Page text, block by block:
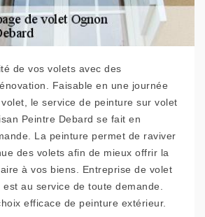
de vos volets avec des
Faisable en une journée
le service de peinture sur volet
Peintre Debard se fait en
La peinture permet de raviver
des volets afin de mieux offrir la
à vos biens. Entreprise de volet
est au service de toute demande.
efficace de peinture extérieur.